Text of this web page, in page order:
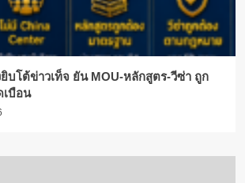
บโต้ข่าวเท็จ ยัน MOU-หลักสูตร-วีซ่า ถูก
บือน